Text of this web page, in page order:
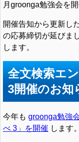
月groonga勉強会を開
開催告知から更新し
の応募締切が延びま
します。
全文検索エ
3開催のお知
今年も groonga勉強
べ 3」を開催 します。